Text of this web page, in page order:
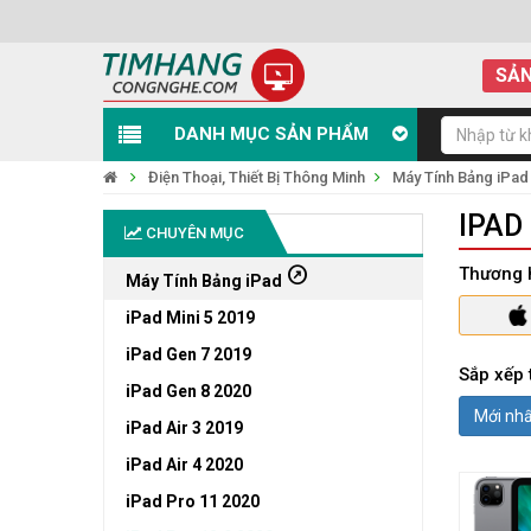
DANH MỤC SẢN PHẨM
Điện Thoại, Thiết Bị Thông Minh Máy Tính Bảng iPad
CHUYÊN MỤC
Máy Tính Bảng iPad outbound
iPad Mini 5 2019
iPad Gen 7 2019
iPad Gen 8 2020
iPad Air 3 2019
iPad Air 4 2020
iPad Pro 11 2020
Thương
Sắp xếp
Mới